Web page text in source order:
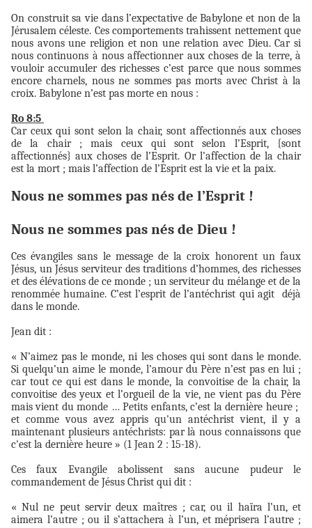
On construit sa vie dans l’expectative de Babylone et non de la
Jérusalem céleste. Ces comportements trahissent nettement que
nous avons une religion et non une relation avec Dieu. Car si
nous continuons à nous affectionner aux choses de la terre, à
vouloir accumuler des richesses c’est parce que nous sommes
encore charnels, nous ne sommes pas morts avec Christ à la
croix. Babylone n’est pas morte en nous :
Ro 8:5
Car ceux qui sont selon la chair, sont affectionnés aux choses
de la chair ; mais ceux qui sont selon l’Esprit, {sont
affectionnés} aux choses de l’Esprit. Or l’affection de la chair
est la mort ; mais l’affection de l’Esprit est la vie et la paix.
Nous ne sommes pas nés de l’Esprit !
Nous ne sommes pas nés de Dieu !
Ces évangiles sans le message de la croix honorent un faux
Jésus, un Jésus serviteur des traditions d’hommes, des richesses
et des élévations de ce monde ; un serviteur du mélange et de la
renommée humaine. C’est l’esprit de l’antéchrist qui agit
déjà
dans le monde.
Jean dit :
« N’aimez pas le monde, ni les choses qui sont dans le monde.
Si quelqu’un aime le monde, l’amour du Père n’est pas en lui ;
car tout ce qui est dans le monde, la convoitise de la chair, la
convoitise des yeux et l’orgueil de la vie, ne vient pas du Père
mais vient du monde … Petits enfants, c’est la dernière heure ;
et comme vous avez appris qu'un antéchrist vient, il y a
maintenant plusieurs antéchrists: par là nous connaissons que
c'est la dernière heure » (1 Jean 2 : 15-18).
Ces faux Evangile abolissent sans aucune pudeur le
commandement de Jésus Christ qui dit :
« Nul ne peut servir deux maîtres ; car, ou il haïra l’un, et
aimera l’autre ; ou il s’attachera à l’un, et méprisera l’autre ;